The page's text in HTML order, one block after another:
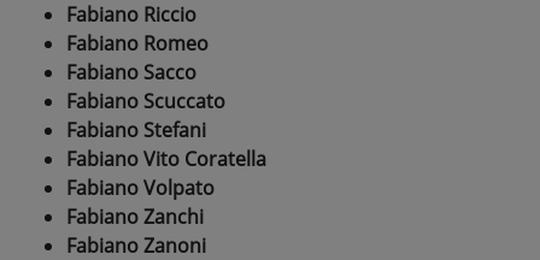
Fabiano Riccio
Fabiano Romeo
Fabiano Sacco
Fabiano Scuccato
Fabiano Stefani
Fabiano Vito Coratella
Fabiano Volpato
Fabiano Zanchi
Fabiano Zanoni